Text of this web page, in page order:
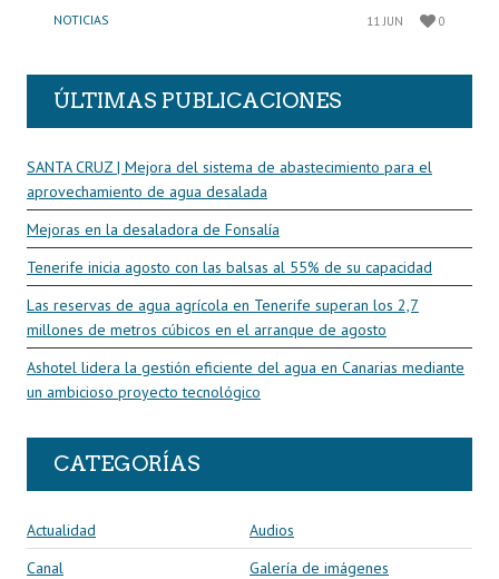
NOTICIAS 11 JUN 0
ÚLTIMAS PUBLICACIONES
SANTA CRUZ | Mejora del sistema de abastecimiento para el
aprovechamiento de agua desalada
Mejoras en la desaladora de Fonsalía
Tenerife inicia agosto con las balsas al 55% de su capacidad
Las reservas de agua agrícola en Tenerife superan los 2,7
millones de metros cúbicos en el arranque de agosto
Ashotel lidera la gestión eficiente del agua en Canarias mediante
un ambicioso proyecto tecnológico
CATEGORÍAS
Actualidad
Audios
Canal
Galería de imágenes